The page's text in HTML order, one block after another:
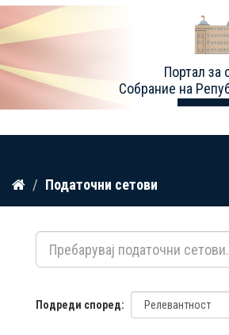
Прескокнете
содржина
Портал за
Собрание на
Податочни сетови
Подреди според